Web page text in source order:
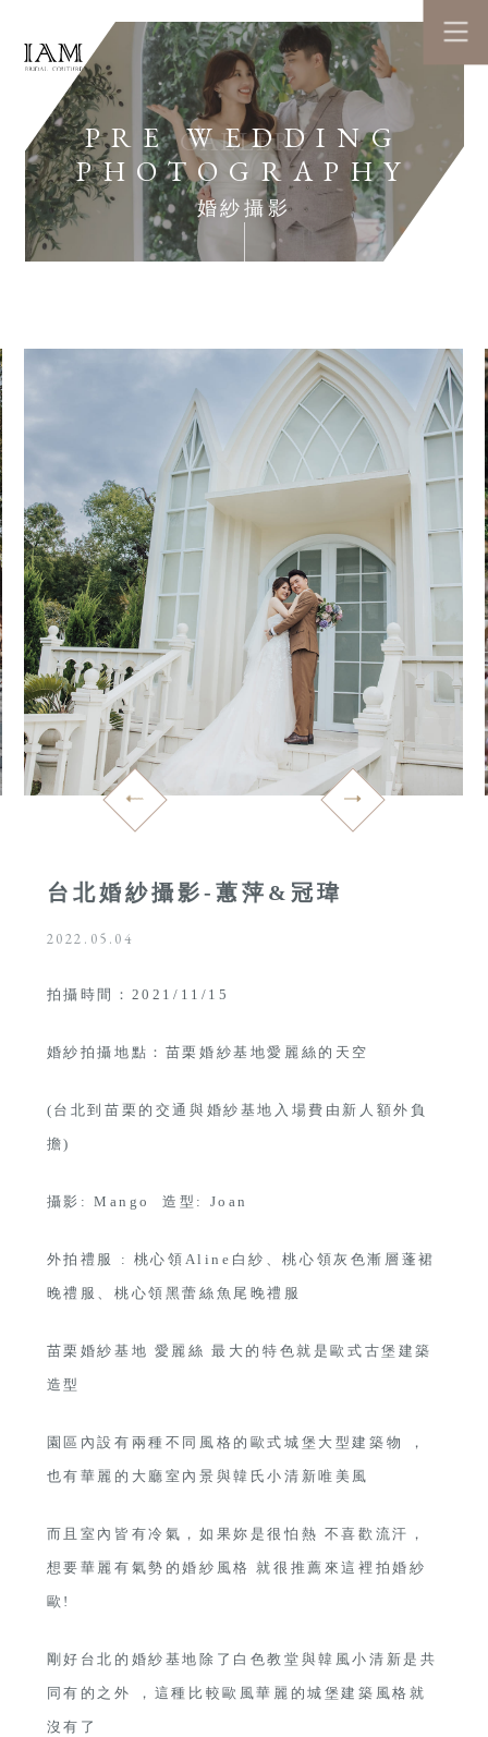
PRE WEDDING
PHOTOGRAPHY
婚紗攝影
GALLERY
台北婚紗攝影-蕙萍&冠瑋
2022.05.04
拍攝時間：2021/11/15
婚紗拍攝地點：苗栗婚紗基地愛麗絲的天空
(台北到苗栗的交通與婚紗基地入場費由新人額外負
擔)
攝影: Mango 造型: Joan
外拍禮服 : 桃心領Aline白紗、桃心領灰色漸層蓬裙
晚禮服、桃心領黑蕾絲魚尾晚禮服
苗栗婚紗基地 愛麗絲 最大的特色就是歐式古堡建築
造型
園區內設有兩種不同風格的歐式城堡大型建築物 ，
也有華麗的大廳室內景與韓氏小清新唯美風
而且室內皆有冷氣，如果妳是很怕熱 不喜歡流汗，
想要華麗有氣勢的婚紗風格 就很推薦來這裡拍婚紗
歐!
剛好台北的婚紗基地除了白色教堂與韓風小清新是共
同有的之外 ，這種比較歐風華麗的城堡建築風格就
沒有了